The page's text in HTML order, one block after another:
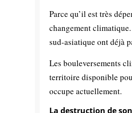
Parce qu’il est très
changement
sud-asiatique ont déjà
Les bouleversements
territoire disponible
occupe actuellement.
La destruction de